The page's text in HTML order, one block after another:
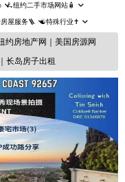
🛴纽约二手市场网站🧴
屋服务🪜 ☯️特殊行业✝️
约房地产网｜美国房源网
长岛房子出租